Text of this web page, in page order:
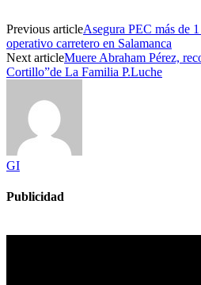
Previous articleAsegura PEC más de
operativo carretero en Salamanca
Next articleMuere Abraham Pérez,
Cortillo”de La Familia P.Luche
GI
Publicidad